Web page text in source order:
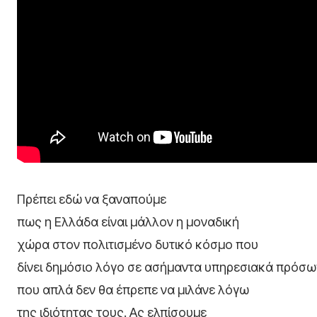
Πρέπει εδώ να ξαναπούμε
πως η Ελλάδα είναι μάλλον η μοναδική
χώρα στον πολιτισμένο δυτικό κόσμο που
δίνει δημόσιο λόγο σε ασήμαντα υπηρεσιακά
που απλά δεν θα έπρεπε να μιλάνε λόγω
της ιδιότητας τους. Ας ελπίσουμε